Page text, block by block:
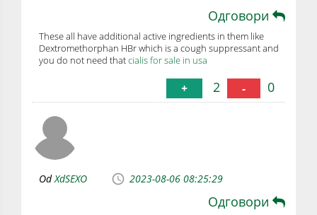
Одговори
These all have additional active ingredients in them like
Dextromethorphan HBr which is a cough suppressant and
you do not need thatcialis for sale in usa
+ 2 - 0
OdXdSEXO 2023-08-06 08:25:29
Одговори